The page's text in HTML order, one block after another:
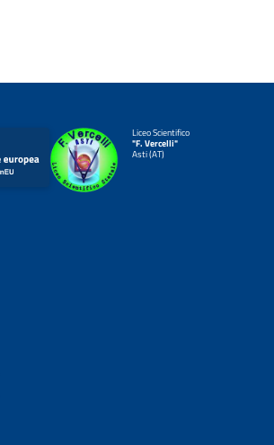
Liceo Scientifico
"F. Vercelli"
Asti (AT)